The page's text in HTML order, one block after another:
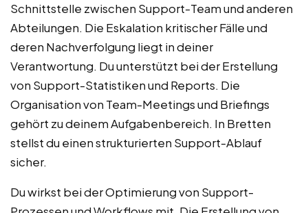
Schnittstelle zwischen Support-Team und anderen
Abteilungen. Die Eskalation kritischer Fälle und
deren Nachverfolgung liegt in deiner
Verantwortung. Du unterstützt bei der Erstellung
von Support-Statistiken und Reports. Die
Organisation von Team-Meetings und Briefings
gehört zu deinem Aufgabenbereich. In Bretten
stellst du einen strukturierten Support-Ablauf
sicher.
Du wirkst bei der Optimierung von Support-